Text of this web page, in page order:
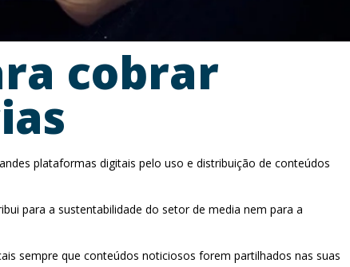
cobrar
plataformas digitais pelo uso e distribuição de conteúdos
para a sustentabilidade do setor de media nem para a
sempre que conteúdos noticiosos forem partilhados nas suas